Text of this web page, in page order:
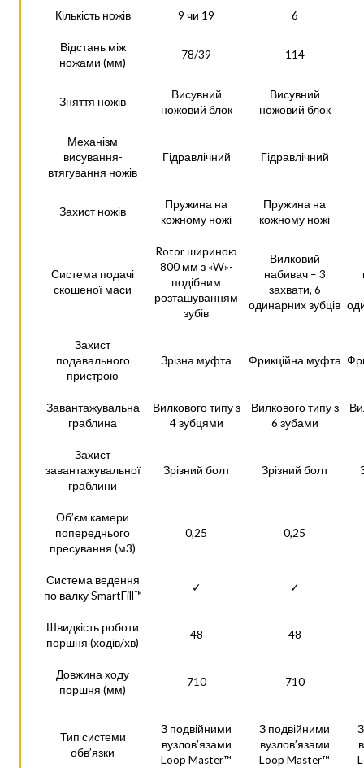
Кількість ножів 9 чи 19 6
Відстань між
ножами (мм)
78/39 114
Зняття ножів
Висувний
ножовий блок
Висувний
ножовий блок
Механізм
висування-
втягування ножів
Гідравлічний Гідравлічний
Захист ножів
Пружина на
кожному ножі
Пружина на
кожному ножі
Система подачі
скошеної маси
Rotor шириною
800 мм з «W»-
подібним
розташуванням
зубів
Вилковий
набивач – 3
захвати, 6
одинарних зубців
Захист
подавального
пристрою
Зрізна муфта Фрикційна муфта
Завантажувальна
граблина
Вилкового типу з
4 зубцями
Вилкового типу з
6 зубами
Захист
завантажувальної
граблини
Зрізний болт Зрізний болт
Об’єм камери
попереднього
пресування (м3)
0,25 0,25
Система ведення
по валку SmartFill™
✓ ✓
Швидкість роботи
поршня (ходів/хв)
48 48
Довжина ходу
поршня (мм)
710 710
Тип системи
обв’язки
З подвійними
вузлов’язами
Loop Master™
З подвійними
вузлов’язами
Loop Master™